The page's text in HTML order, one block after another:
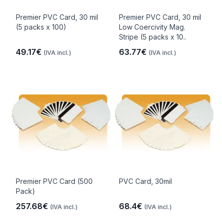
Premier PVC Card, 30 mil
(5 packs x 100)
49.17€ (IVA incl.)
Premier PVC Card, 30 mil
Low Coercivity Mag.
Stripe (5 packs x 10..
63.77€ (IVA incl.)
Premier PVC Card (500
Pack)
257.68€ (IVA incl.)
PVC Card, 30mil
68.4€ (IVA incl.)